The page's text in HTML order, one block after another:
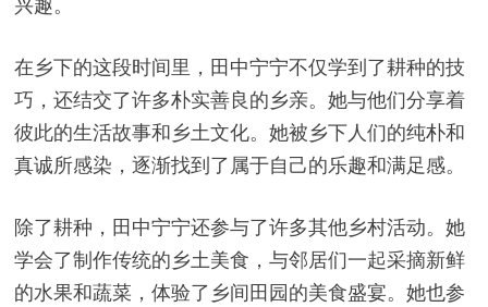
兴趣。
在乡下的这段时间里，田中宁宁不仅学到了耕种的技
巧，还结交了许多朴实善良的乡亲。她与他们分享着
彼此的生活故事和乡土文化。她被乡下人们的纯朴和
真诚所感染，逐渐找到了属于自己的乐趣和满足感。
除了耕种，田中宁宁还参与了许多其他乡村活动。她
学会了制作传统的乡土美食，与邻居们一起采摘新鲜
的水果和蔬菜，体验了乡间田园的美食盛宴。她也参